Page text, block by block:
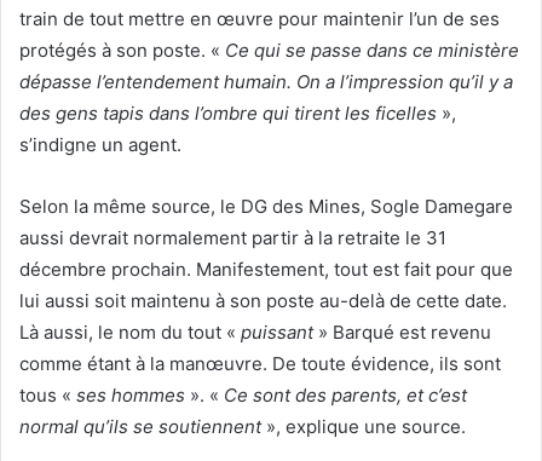
train de tout mettre en œuvre pour maintenir l’un de ses
protégés à son poste. « Ce qui se passe dans ce ministère
dépasse l’entendement humain. On a l’impression qu’il y a
des gens tapis dans l’ombre qui tirent les ficelles »,
s’indigne un agent.
Selon la même source, le DG des Mines, Sogle Damegare
aussi devrait normalement partir à la retraite le 31
décembre prochain. Manifestement, tout est fait pour que
lui aussi soit maintenu à son poste au-delà de cette date.
Là aussi, le nom du tout « puissant» Barqué est revenu
comme étant à la manœuvre. De toute évidence, ils sont
tous « ses hommes ». « Ce sont des parents, et c’est
normal qu’ils se soutiennent», explique une source.